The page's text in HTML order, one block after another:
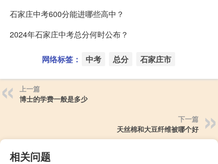
石家庄中考600分能进哪些高中？
2024年石家庄中考总分何时公布？
网络标签： 中考 总分 石家庄市
上一篇
博士的学费一般是多少
下一篇
天丝棉和大豆纤维被哪个好
相关问题